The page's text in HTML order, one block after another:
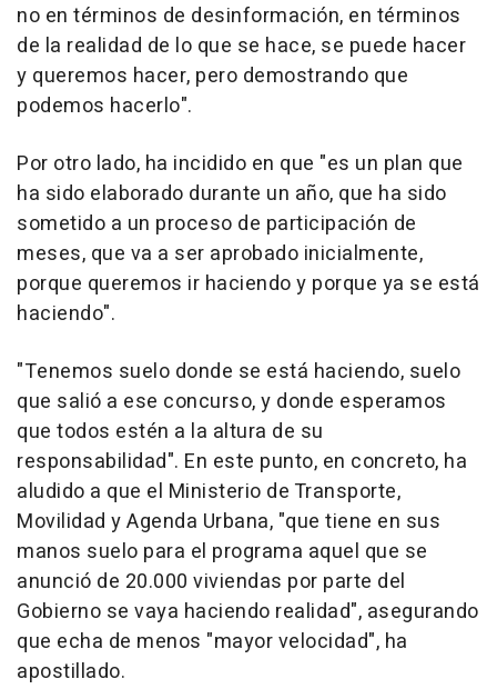
no en términos de desinformación, en términos
de la realidad de lo que se hace, se puede hacer
y queremos hacer, pero demostrando que
podemos hacerlo".
Por otro lado, ha incidido en que "es un plan que
ha sido elaborado durante un año, que ha sido
sometido a un proceso de participación de
meses, que va a ser aprobado inicialmente,
porque queremos ir haciendo y porque ya se está
haciendo".
"Tenemos suelo donde se está haciendo, suelo
que salió a ese concurso, y donde esperamos
que todos estén a la altura de su
responsabilidad". En este punto, en concreto, ha
aludido a que el Ministerio de Transporte,
Movilidad y Agenda Urbana, "que tiene en sus
manos suelo para el programa aquel que se
anunció de 20.000 viviendas por parte del
Gobierno se vaya haciendo realidad", asegurando
que echa de menos "mayor velocidad", ha
apostillado.